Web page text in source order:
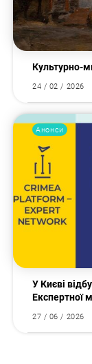
Культурно-
24 / 02 / 2026
Анонси
У Києві
Експертної
27 / 06 / 2026